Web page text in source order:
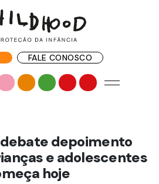
FALE CONOSCO
depoimento
e adolescentes
hoje